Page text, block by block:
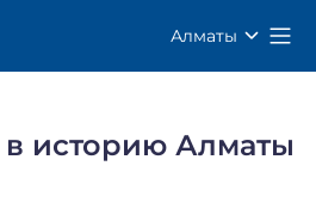
Алматы
в историю Алматы